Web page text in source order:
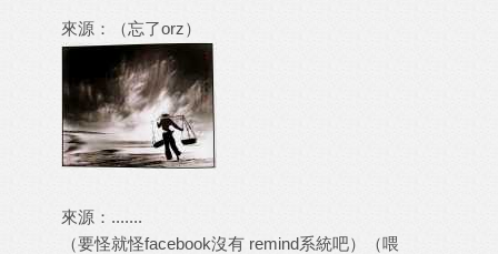
來源：（忘了orz）
來源：.......
（要怪就怪facebook沒有 remind系統吧）（喂